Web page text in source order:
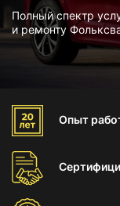
Полный спектр
и ремонту
Опыт